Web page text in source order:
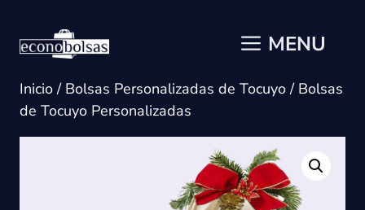
contenido
MENU
Inicio/ Bolsas Personalizadas de Tocuyo/ Bolsas
de Tocuyo Personalizadas